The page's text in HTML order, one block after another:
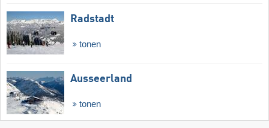
Radstadt
tonen
Ausseerland
tonen